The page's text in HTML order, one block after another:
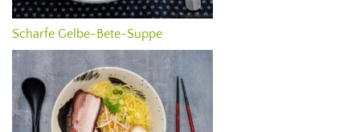
Scharfe Gelbe-Bete-Suppe